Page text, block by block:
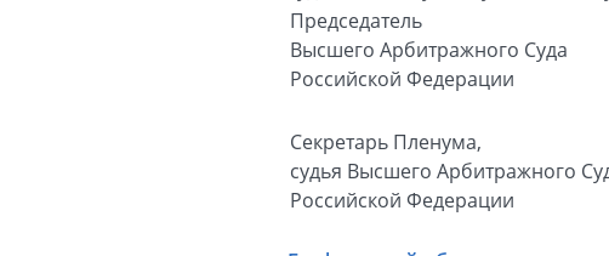
Председатель
Высшего Арбитражного Суда
Российской Федерации
Секретарь Пленума,
судья Высшего Арбитражного
Российской Федерации